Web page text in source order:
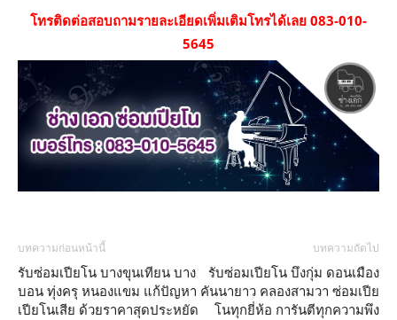
โทรติดต่อสอบถามรายละเอียดเพิ่มเติมโทรได้เลย 083-010-
5645
บทความก่อนหน้านี้
รับซ่อมเปียโน บางขุนเทียน บาง
บอน ทุ่งครุ หนองแขม แก้ปัญหา
เปียโนเสีย ด้วยราคาสุดประหยัด
บทความถัดไป
รับซ่อมเปียโน บึงกุ่ม ดอนเมือง
คันนายาว คลองสามวา ซ่อมเปีย
โนทุกยี่ห้อ การันตีทุกความพึง